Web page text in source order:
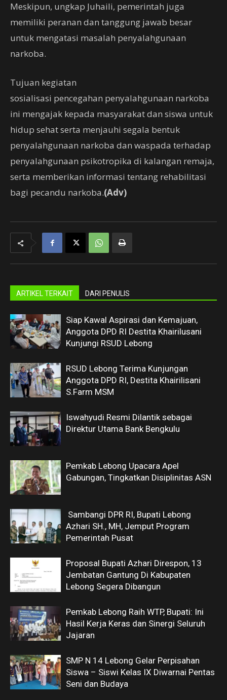
Meskipun, ungkap Juhaili, pemerintah juga
memiliki peranan dan tanggung jawab besar
untuk mengatasi masalah penyalahgunaan
narkoba.
Tujuan kegiatan
sosialisasi pencegahan penyalahgunaan narkoba
ini mengajak kepada masyarakat dan siswa untuk
hidup sehat serta menjauhi segala bentuk
penyalahgunaan narkoba dan waspada terhadap
penyalahgunaan psikotropika di kalangan remaja,
serta memberikan informasi tentang rehabilitasi
bagi pecandu narkoba.(Adv)
ARTIKEL TERKAIT DARI PENULIS
Siap Kawal Aspirasi dan Kemajuan,
Anggota DPD RI Destita Khairilusani
Kunjungi RSUD Lebong
RSUD Lebong Terima Kunjungan
Anggota DPD RI, Destita Khairilisani
S.Farm MSM
Iswahyudi Resmi Dilantik sebagai
Direktur Utama Bank Bengkulu
Pemkab Lebong Upacara Apel
Gabungan, Tingkatkan Disiplinitas ASN
Sambangi DPR RI, Bupati Lebong
Azhari SH., MH, Jemput Program
Pemerintah Pusat
Proposal Bupati Azhari Direspon, 13
Jembatan Gantung Di Kabupaten
Lebong Segera Dibangun
Pemkab Lebong Raih WTP, Bupati: Ini
Hasil Kerja Keras dan Sinergi Seluruh
Jajaran
SMP N 14 Lebong Gelar Perpisahan
Siswa – Siswi Kelas IX Diwarnai Pentas
Seni dan Budaya